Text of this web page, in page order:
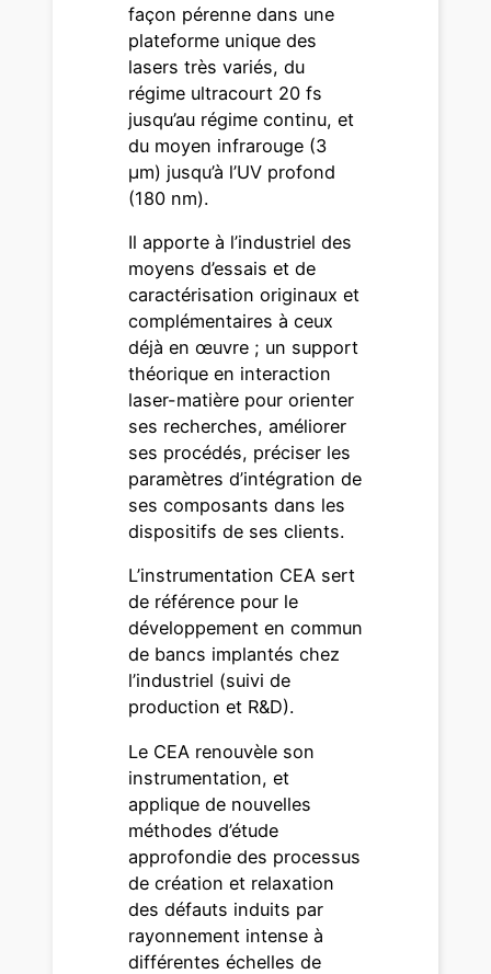
façon pérenne dans une
plateforme unique des
lasers très variés, du
régime ultracourt 20 fs
jusqu’au régime continu, et
du moyen infrarouge (3
μm) jusqu’à l’UV profond
(180 nm).
Il apporte à l’industriel des
moyens d’essais et de
caractérisation originaux et
complémentaires à ceux
déjà en œuvre ; un support
théorique en interaction
laser-matière pour orienter
ses recherches, améliorer
ses procédés, préciser les
paramètres d’intégration de
ses composants dans les
dispositifs de ses clients.
L’instrumentation CEA sert
de référence pour le
développement en commun
de bancs implantés chez
l’industriel (suivi de
production et R&D).
Le CEA renouvèle son
instrumentation, et
applique de nouvelles
méthodes d’étude
approfondie des processus
de création et relaxation
des défauts induits par
rayonnement intense à
différentes échelles de